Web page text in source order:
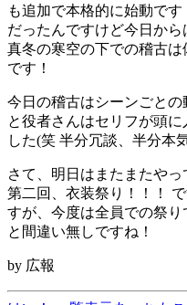
も追加で本格的に始動で
だったんですけど今日から
真冬の寒空の下での稽古
です！
今日の稽古はシーンごと
と役者さんはセリフが頭
した(笑 半分冗談、半分本
さて、明日はまたまたや
第二回、衣装祭り！！！
すが、今度は全員での祭
と間違い無しですね！
by 広報